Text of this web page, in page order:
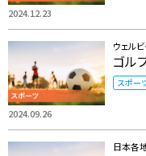
2024.12.23
2024.09.26
ウェル
ゴル
スポー
日本各